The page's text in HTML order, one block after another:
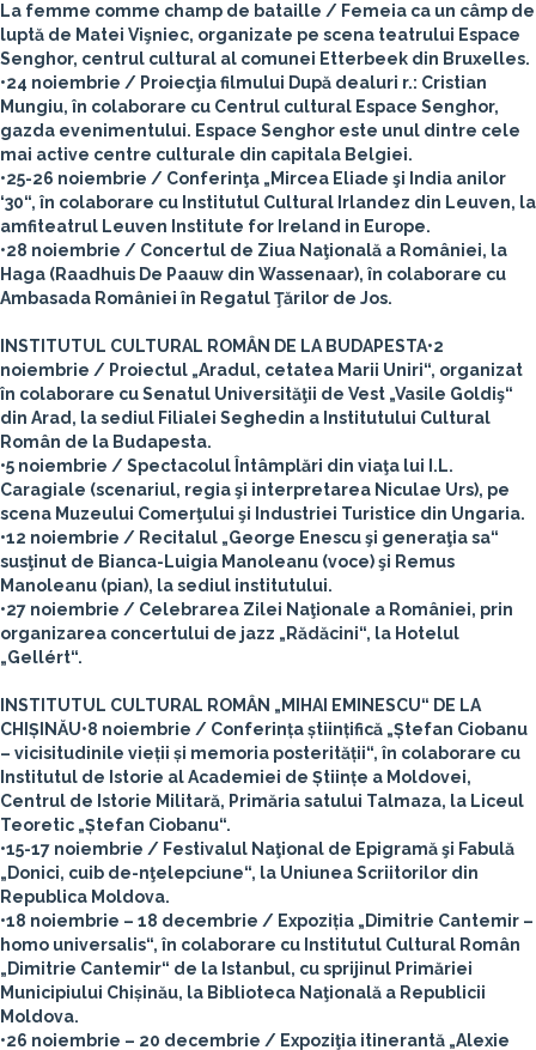
La femme comme champ de bataille / Femeia ca un câmp de
luptă de Matei Vişniec, organizate pe scena teatrului Espace
Senghor, centrul cultural al comunei Etterbeek din Bruxelles.
•24 noiembrie / Proiecţia filmului După dealuri r.: Cristian
Mungiu, în colaborare cu Centrul cultural Espace Senghor,
gazda evenimentului. Espace Senghor este unul dintre cele
mai active centre culturale din capitala Belgiei.
•25-26 noiembrie / Conferinţa „Mircea Eliade şi India anilor
‘30“, în colaborare cu Institutul Cultural Irlandez din Leuven, la
amfiteatrul Leuven Institute for Ireland in Europe.
•28 noiembrie / Concertul de Ziua Naţională a României, la
Haga (Raadhuis De Paauw din Wassenaar), în colaborare cu
Ambasada României în Regatul Ţărilor de Jos.
INSTITUTUL CULTURAL ROMÂN DE LA BUDAPESTA•2
noiembrie / Proiectul „Aradul, cetatea Marii Uniri“, organizat
în colaborare cu Senatul Universităţii de Vest „Vasile Goldiş“
din Arad, la sediul Filialei Seghedin a Institutului Cultural
Român de la Budapesta.
•5 noiembrie / Spectacolul Întâmplări din viaţa lui I.L.
Caragiale (scenariul, regia şi interpretarea Niculae Urs), pe
scena Muzeului Comerţului şi Industriei Turistice din Ungaria.
•12 noiembrie / Recitalul „George Enescu şi generaţia sa“
susţinut de Bianca-Luigia Manoleanu (voce) şi Remus
Manoleanu (pian), la sediul institutului.
•27 noiembrie / Celebrarea Zilei Naţionale a României, prin
organizarea concertului de jazz „Rădăcini“, la Hotelul
„Gellért“.
INSTITUTUL CULTURAL ROMÂN „MIHAI EMINESCU“ DE LA
CHIȘINĂU•8 noiembrie / Conferința științifică „Ștefan Ciobanu
– vicisitudinile vieții și memoria posterității“, în colaborare cu
Institutul de Istorie al Academiei de Științe a Moldovei,
Centrul de Istorie Militară, Primăria satului Talmaza, la Liceul
Teoretic „Ștefan Ciobanu“.
•15-17 noiembrie / Festivalul Naţional de Epigramă şi Fabulă
„Donici, cuib de-nţelepciune“, la Uniunea Scriitorilor din
Republica Moldova.
•18 noiembrie – 18 decembrie / Expoziția „Dimitrie Cantemir –
homo universalis“, în colaborare cu Institutul Cultural Român
„Dimitrie Cantemir“ de la Istanbul, cu sprijinul Primăriei
Municipiului Chișinău, la Biblioteca Naţională a Republicii
Moldova.
•26 noiembrie – 20 decembrie / Expoziţia itinerantă „Alexie